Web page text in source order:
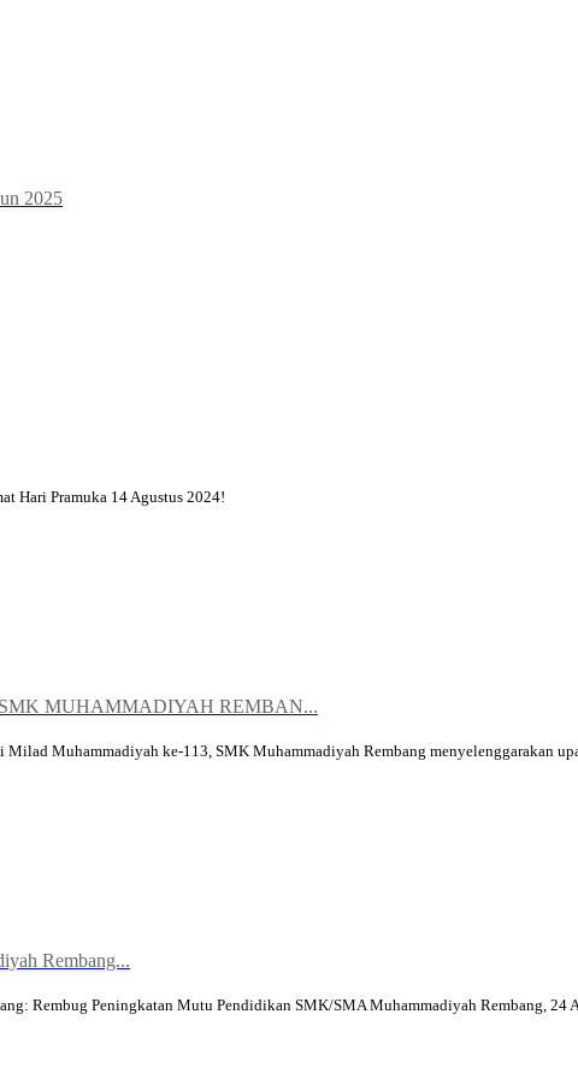
2025
Hari Pramuka 14 Agustus 2024!
MUHAMMADIYAH REMBAN...
Muhammadiyah ke-113, SMK Muhammadiyah Rembang menyelenggarakan
Rembang...
Rembug Peningkatan Mutu Pendidikan SMK/SMA Muhammadiyah Rembang, 24